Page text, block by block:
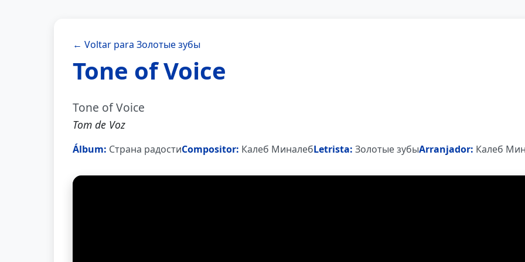
← Voltar para Золотые зубы
Tone of Voice
Tone of Voice
Tom de Voz
Álbum: Страна радостиCompositor: Калеб МиналебLetrista: Золотые зубыArranjador: Калеб